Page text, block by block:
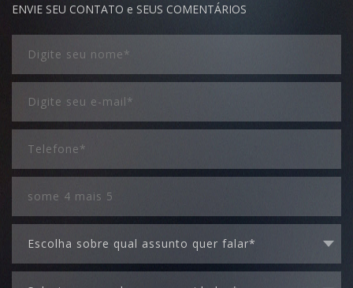
ENVIE SEU CONTATO e SEUS COMENTÁRIOS